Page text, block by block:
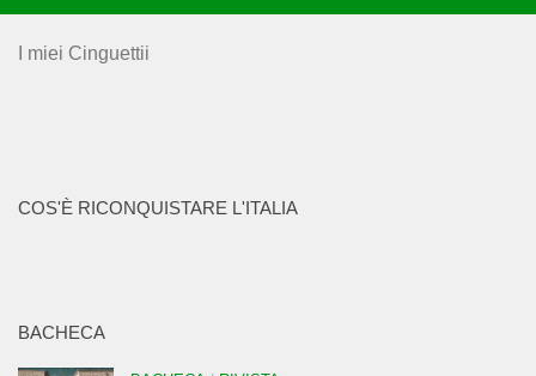
I miei Cinguettii
COS'È RICONQUISTARE L'ITALIA
BACHECA